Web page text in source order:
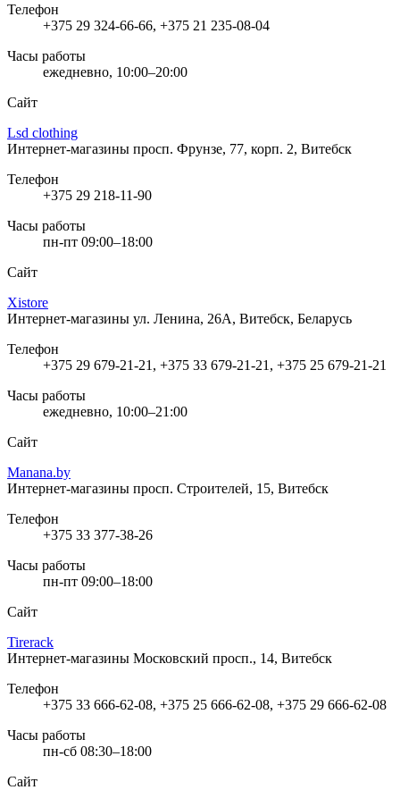
Телефон
+375 29 324-66-66, +375 21 235-08-04
Часы работы
ежедневно, 10:00–20:00
Сайт
Lsd clothing
Интернет-магазины просп. Фрунзе, 77, корп. 2, Витебск
Телефон
+375 29 218-11-90
Часы работы
пн-пт 09:00–18:00
Сайт
Xistore
Интернет-магазины ул. Ленина, 26А, Витебск, Беларусь
Телефон
+375 29 679-21-21, +375 33 679-21-21, +375 25 679-21-21
Часы работы
ежедневно, 10:00–21:00
Сайт
Manana.by
Интернет-магазины просп. Строителей, 15, Витебск
Телефон
+375 33 377-38-26
Часы работы
пн-пт 09:00–18:00
Сайт
Tirerack
Интернет-магазины Московский просп., 14, Витебск
Телефон
+375 33 666-62-08, +375 25 666-62-08, +375 29 666-62-08
Часы работы
пн-сб 08:30–18:00
Сайт